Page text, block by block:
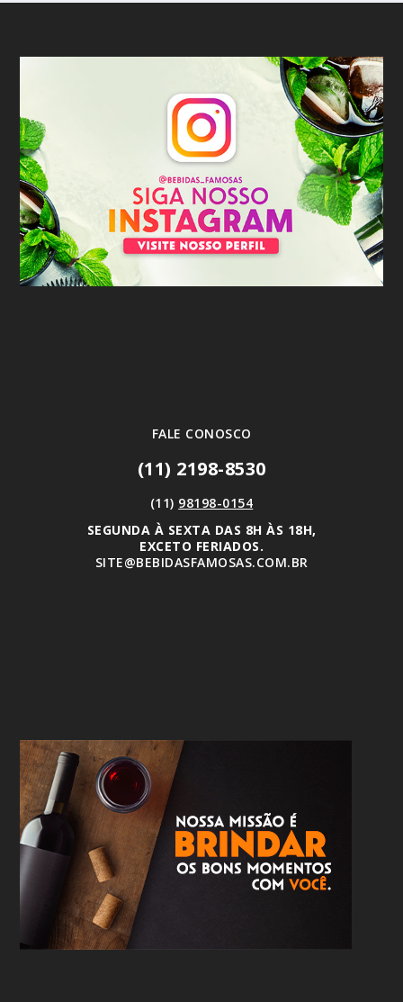
FALE CONOSCO
(11) 2198-8530
(11) 98198-0154
SEGUNDA À SEXTA DAS 8H ÀS 18H,
EXCETO FERIADOS.
SITE@BEBIDASFAMOSAS.COM.BR